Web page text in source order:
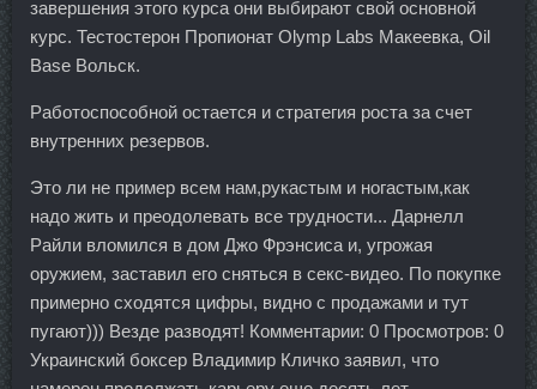
завершения этого курса они выбирают свой основной
курс. Тестостерон Пропионат Olymp Labs Макеевка, Oil
Base Вольск.
Работоспособной остается и стратегия роста за счет
внутренних резервов.
Это ли не пример всем нам,рукастым и ногастым,как
надо жить и преодолевать все трудности... Дарнелл
Райли вломился в дом Джо Фрэнсиса и, угрожая
оружием, заставил его сняться в секс-видео. По покупке
примерно сходятся цифры, видно с продажами и тут
пугают))) Везде разводят! Комментарии: 0 Просмотров: 0
Украинский боксер Владимир Кличко заявил, что